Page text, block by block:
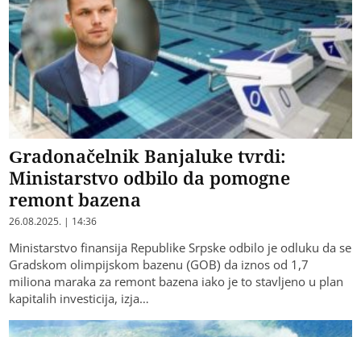
Gradonačelnik Banjaluke tvrdi:
Ministarstvo odbilo da pomogne
remont bazena
26.08.2025. | 14:36
Ministarstvo finansija Republike Srpske odbilo je odluku da se
Gradskom olimpijskom bazenu (GOB) da iznos od 1,7
miliona maraka za remont bazena iako je to stavljeno u plan
kapitalih investicija, izja…